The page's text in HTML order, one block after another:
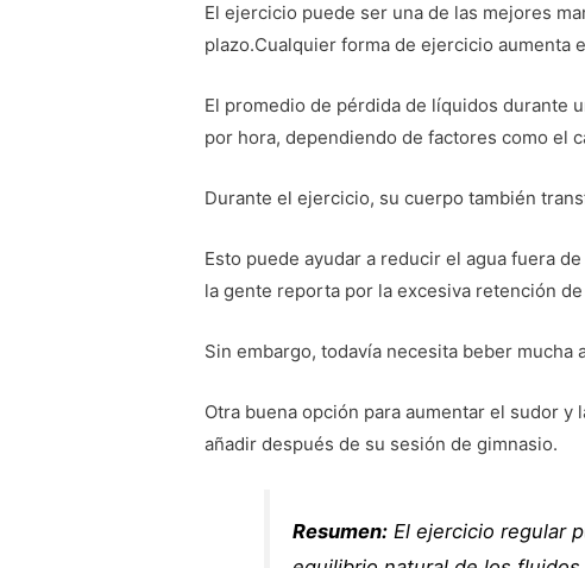
El ejercicio puede ser una de las mejores
plazo.Cualquier forma de ejercicio aumenta
El promedio de pérdida de líquidos durante
por hora, dependiendo de factores como el
Durante el ejercicio, su cuerpo también
Esto puede ayudar a reducir el agua fuera
la gente reporta por la excesiva retención de
Sin embargo, todavía necesita beber
Otra buena opción para aumentar el sudor y
añadir después de su sesión de gimnasio.
Resumen: El ejercicio regular